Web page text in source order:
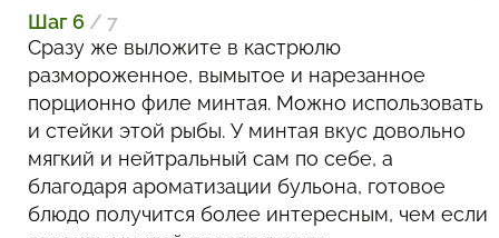
Шаг 6 / 7
Сразу же выложите в кастрюлю
размороженное, вымытое и нарезанное
порционно филе минтая. Можно использовать
и стейки этой рыбы. У минтая вкус довольно
мягкий и нейтральный сам по себе, а
благодаря ароматизации бульона, готовое
блюдо получится более интересным, чем если